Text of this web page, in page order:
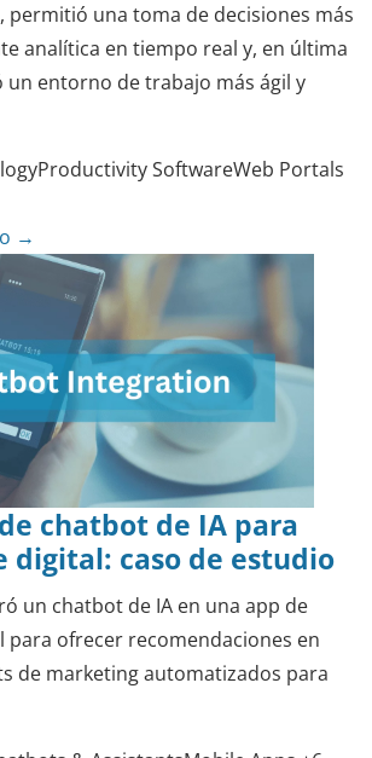
permitió una toma de decisiones más
analítica en tiempo real y, en última
un entorno de trabajo más ágil y
Productivity SoftwareWeb Portals
→
chatbot de IA para
digital: caso de estudio
un chatbot de IA en una app de
para ofrecer recomendaciones en
de marketing automatizados para